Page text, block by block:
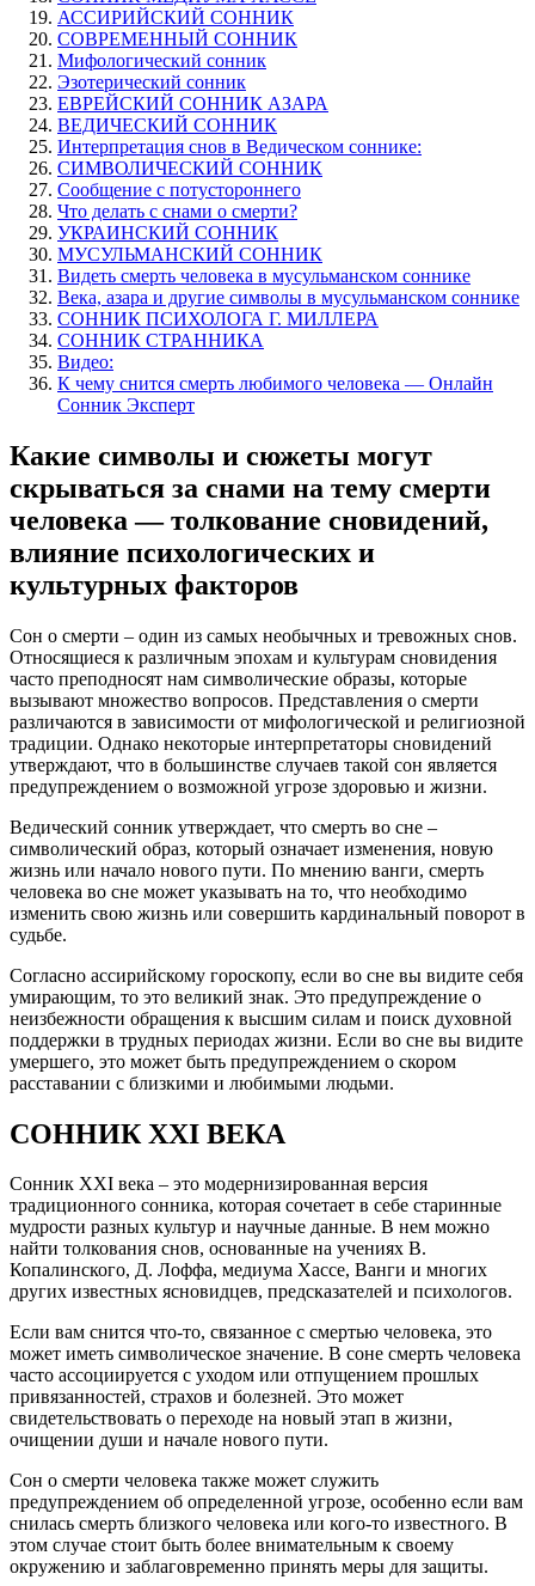
АССИРИЙСКИЙ СОННИК
СОВРЕМЕННЫЙ СОННИК
Мифологический сонник
Эзотерический сонник
ЕВРЕЙСКИЙ СОННИК АЗАРА
ВЕДИЧЕСКИЙ СОННИК
Интерпретация снов в Ведическом соннике:
СИМВОЛИЧЕСКИЙ СОННИК
Сообщение с потустороннего
Что делать с снами о смерти?
УКРАИНСКИЙ СОННИК
МУСУЛЬМАНСКИЙ СОННИК
Видеть смерть человека в мусульманском соннике
Века, азара и другие символы в мусульманском соннике
СОННИК ПСИХОЛОГА Г. МИЛЛЕРА
СОННИК СТРАННИКА
Видео:
К чему снится смерть любимого человека — Онлайн
Сонник Эксперт
Какие символы и сюжеты могут
скрываться за снами на тему смерти
человека — толкование сновидений,
влияние психологических и
культурных факторов
Сон о смерти – один из самых необычных и тревожных снов.
Относящиеся к различным эпохам и культурам сновидения
часто преподносят нам символические образы, которые
вызывают множество вопросов. Представления о смерти
различаются в зависимости от мифологической и религиозной
традиции. Однако некоторые интерпретаторы сновидений
утверждают, что в большинстве случаев такой сон является
предупреждением о возможной угрозе здоровью и жизни.
Ведический сонник утверждает, что смерть во сне –
символический образ, который означает изменения, новую
жизнь или начало нового пути. По мнению ванги, смерть
человека во сне может указывать на то, что необходимо
изменить свою жизнь или совершить кардинальный поворот в
судьбе.
Согласно ассирийскому гороскопу, если во сне вы видите себя
умирающим, то это великий знак. Это предупреждение о
неизбежности обращения к высшим силам и поиск духовной
поддержки в трудных периодах жизни. Если во сне вы видите
умершего, это может быть предупреждением о скором
расставании с близкими и любимыми людьми.
СОННИК XXI ВЕКА
Сонник XXI века – это модернизированная версия
традиционного сонника, которая сочетает в себе старинные
мудрости разных культур и научные данные. В нем можно
найти толкования снов, основанные на учениях В.
Копалинского, Д. Лоффа, медиума Хассе, Ванги и многих
других известных ясновидцев, предсказателей и психологов.
Если вам снится что-то, связанное с смертью человека, это
может иметь символическое значение. В соне смерть человека
часто ассоциируется с уходом или отпущением прошлых
привязанностей, страхов и болезней. Это может
свидетельствовать о переходе на новый этап в жизни,
очищении души и начале нового пути.
Сон о смерти человека также может служить
предупреждением об определенной угрозе, особенно если вам
снилась смерть близкого человека или кого-то известного. В
этом случае стоит быть более внимательным к своему
окружению и заблаговременно принять меры для защиты.